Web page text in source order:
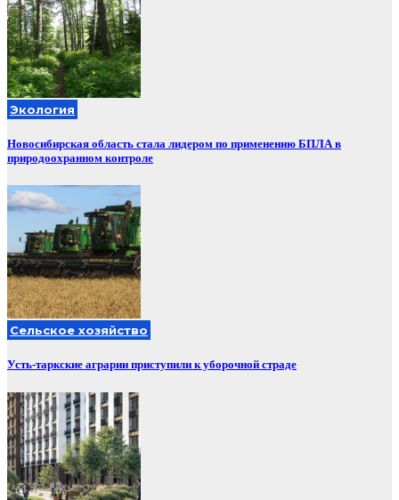
Экология
Новосибирская область стала лидером по применению БПЛА в
природоохранном контроле
Сельское хозяйство
Усть-таркские аграрии приступили к уборочной страде